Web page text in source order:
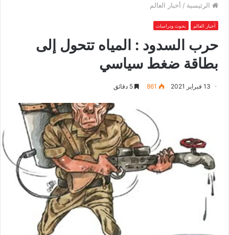
الرئيسية / أخبار العالم
أخبار العالم بحوث ودراسات
حرب السدود : المياه تتحول إلى
بطاقة ضغط سياسي
13 فبراير 2021 861